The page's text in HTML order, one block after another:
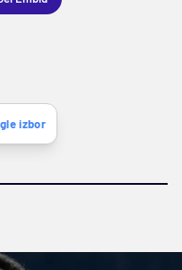
izbor